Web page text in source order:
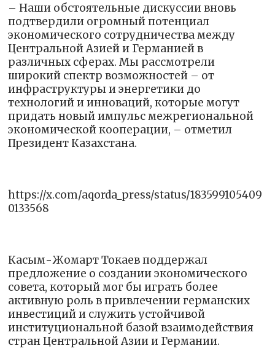
– Наши обстоятельные дискуссии вновь
подтвердили огромный потенциал
экономического сотрудничества между
Центральной Азией и Германией в
различных сферах. Мы рассмотрели
широкий спектр возможностей – от
инфраструктуры и энергетики до
технологий и инноваций, которые могут
придать новый импульс межрегиональной
экономической кооперации, – отметил
Президент Казахстана.
https://x.com/aqorda_press/status/183599105409
0133568
Касым-Жомарт Токаев поддержал
предложение о создании экономического
совета, который мог бы играть более
активную роль в привлечении германских
инвестиций и служить устойчивой
институциональной базой взаимодействия
стран Центральной Азии и Германии.